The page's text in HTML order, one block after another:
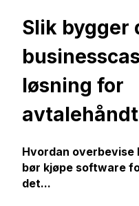
Slik bygger
løsning for
Hvordan overbevise
bør kjøpe software
det...